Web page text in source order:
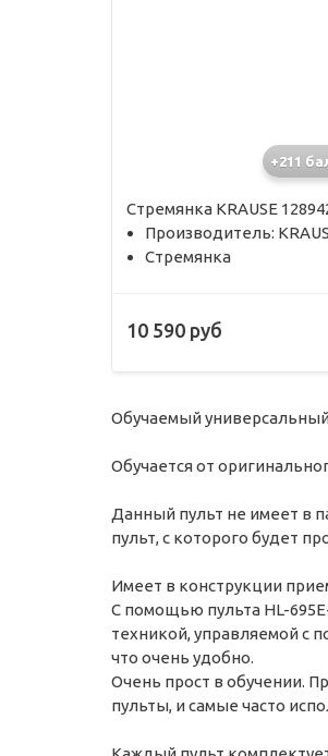
+211
Стремянка KRAUSE
Производитель:
Стремянка
10 590 руб
Обучаемый универсальный
Обучается от
Данный пульт не имеет в
пульт, с которого будет
Имеет в конструкции
С помощью пульта HL-
техникой, управляемой с
что очень удобно.
Очень прост в обучении.
пульты, и самые часто